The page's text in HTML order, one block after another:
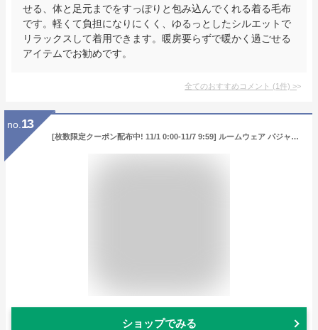
せる、体と足元までをすっぽりと包み込んでくれる着る毛布
です。軽くて負担になりにくく、ゆるっとしたシルエットで
リラックスして着用できます。暖房要らずで暖かく過ごせる
アイテムでお勧めです。
全てのおすすめコメント (1件) >
no. 13
[枚数限定クーポン配布中! 11/1 0:00-11/7 9:59] ルームウェア パジャマ 部屋着 レディース メンズ 着る毛布 グルーニー 冬 もこもこ 毛布 あったかグッズ かわいい ロング ショート ナイトウェア ブランケット おしゃれ 可愛い 秋冬 楽天1位
ショップでみる